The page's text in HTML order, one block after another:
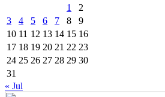
1
2
3
4 5 6 7 8
9
10 11 12 13 14 15 16
17 18 19 20 21 22 23
24 25 26 27 28 29 30
31
« Jul